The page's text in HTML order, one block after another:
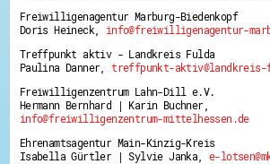
Freiwilligenagentur Marburg-Biedenkopf
Doris Heineck, info@freiwilligenagentur-
Treffpunkt aktiv - Landkreis Fulda
Paulina Danner,treffpunkt-aktiv@landkreis-
Freiwilligenzentrum Lahn-Dill e.V.
Hermann Bernhard | Karin Buchner,
info@freiwilligenzentrum-mittelhessen.de
Ehrenamtsagentur Main-Kinzig-Kreis
Isabella Gürtler | Sylvie Janka,e-